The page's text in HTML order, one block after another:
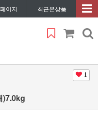
이지 최근본상품
1
)7.0kg